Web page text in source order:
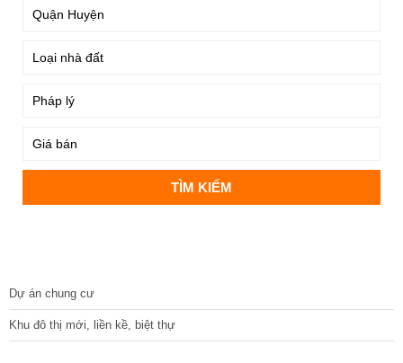
Dự án chung cư
Khu đô thị mới, liền kề, biệt thự